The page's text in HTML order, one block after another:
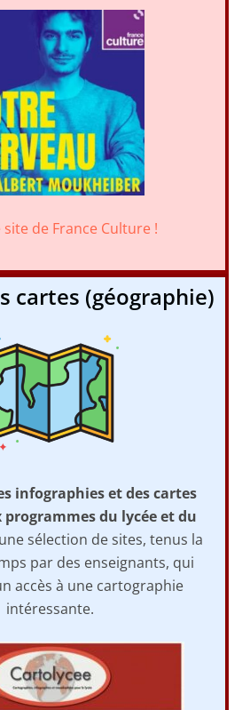
site de France Culture !
cartes (géographie)
infographies et descartes
programmes du lycée et du
sélection de sites, tenus la
par des enseignants, qui
accès à une cartographie
intéressante.